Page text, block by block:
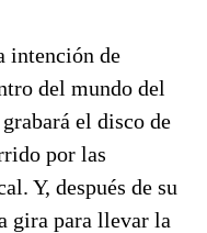
intención de
del mundo del
el disco de
por las
Y, después de su
gira para llevar la